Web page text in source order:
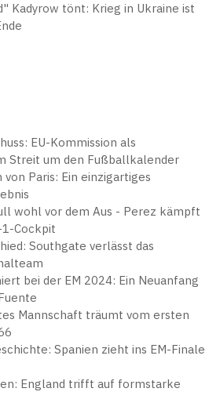
Kadyrow tönt: Krieg in Ukraine ist
EU-Kommission als
Streit um den Fußballkalender
Paris: Ein einzigartiges
wohl vor dem Aus - Perez kämpft
Cockpit
Southgate verlässt das
bei der EM 2024: Ein Neuanfang
Mannschaft träumt vom ersten
Spanien zieht ins EM-Finale
England trifft auf formstarke